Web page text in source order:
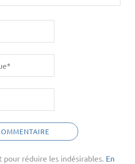
réduire les indésirables. En